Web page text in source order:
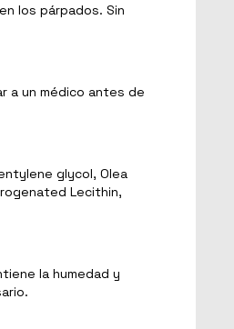
los párpados. Sin
a un médico antes de
glycol, Olea
Lecithin,
la humedad y